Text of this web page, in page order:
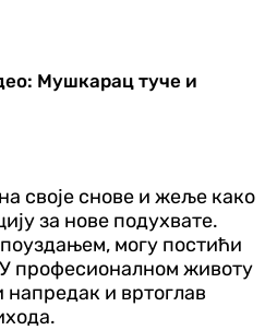
Мушкарац туче и
своје снове и жеље како
за нове подухвате.
могу постићи
У професионалном животу
напредак и вртоглав